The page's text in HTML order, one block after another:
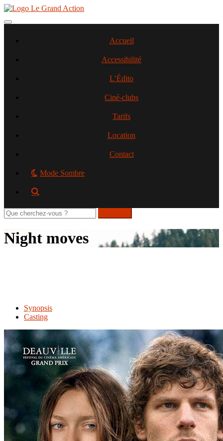
Aller
contenu
Toggle navigation
Accueil
Accessibilité
L’Édito
Ciné-clubs
Tarifs
Location
Contact
Mode Sombre
Rechercher
sur
site
Night moves
Synopsis
Casting